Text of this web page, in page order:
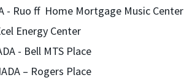
- Ruo ff Home Mortgage Music Center
Energy Center
- Bell MTS Place
– Rogers Place